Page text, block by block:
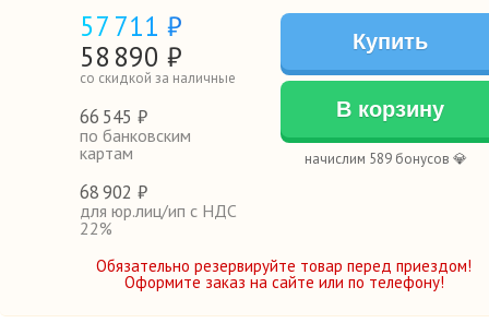
57 711 ₽
58 890 ₽
со скидкой за наличные
66 545 ₽
по банковским
картам
68902 ₽
для юр.лиц/ип с НДС
22%
Купить
В корзину
начислим 589 бонусов 💎
Обязательно резервируйте товар перед приездом!
Оформите заказ на сайте или по телефону!